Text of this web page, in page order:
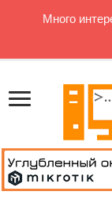
Много